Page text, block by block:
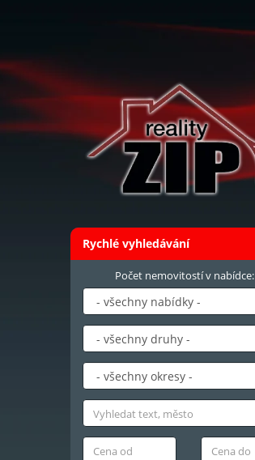
Rychlé vyhledávání
Počet nemovitostí v nabídce: